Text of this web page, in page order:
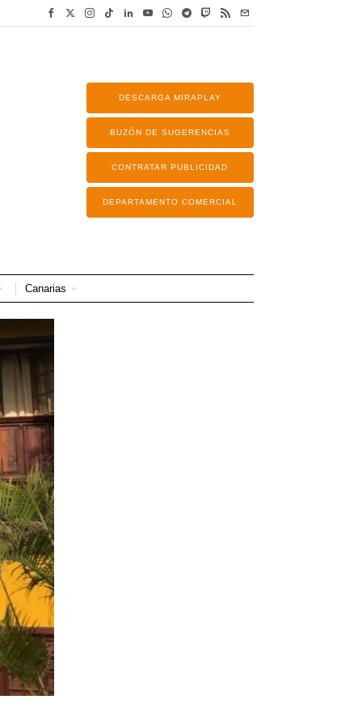
DESCARGA MIRAPLAY
BUZÓN DE SUGERENCIAS
CONTRATAR PUBLICIDAD
DEPARTAMENTO COMERCIAL
Canarias